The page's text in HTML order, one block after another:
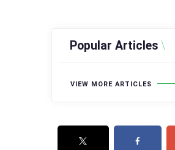
Popular Articles
VIEW MORE ARTICLES